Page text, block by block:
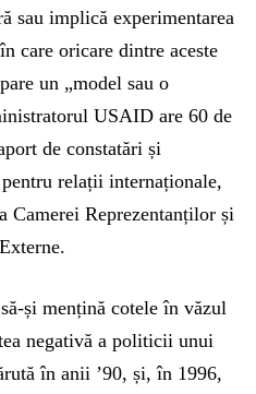
sau implică experimentarea
care oricare dintre aceste
un „model sau o
USAID are 60 de
de constatări și
relații internaționale,
Camerei Reprezentanților și
și mențină cotele în văzul
negativă a politicii unui
în anii ’90, și, în 1996,